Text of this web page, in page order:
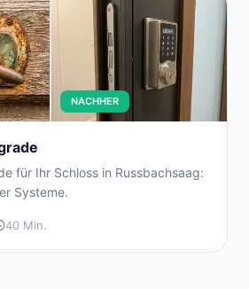
NACHHER
für Ihr Schloss in Russbachsaag:
Systeme.
40 Min.